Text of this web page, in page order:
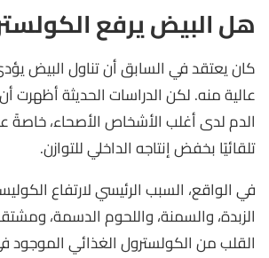
هل البيض يرفع
كان يعتقد في السابق أن تناول البيض
عالية منه. لكن الدراسات الحديثة
الدم لدى أغلب الأشخاص الأصحاء، خاصةً
تلقائيًا بخفض إنتاجه الداخلي للتوازن.
في الواقع، السبب الرئيسي لارتفاع
الزبدة، والسمنة، واللحوم الدسمة،
القلب من الكولسترول الغذائي الموجود